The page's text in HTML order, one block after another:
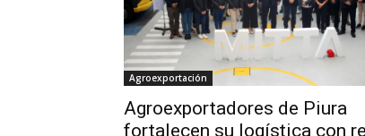
Agroexportación
Agroexportadores de Piura
fortalecen su logística con